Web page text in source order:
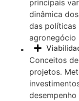
principais
dinâmica
das políticas
agronegócio
Conceitos
projetos.